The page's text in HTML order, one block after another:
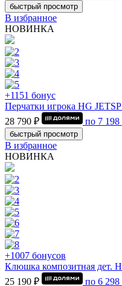
быстрый просмотр
В избранное
НОВИНКА
+1151 бонус
Перчатки игрока HG
28 790 ₽
по 7 198
быстрый просмотр
В избранное
НОВИНКА
+1007 бонусов
Клюшка композитная дет.
25 190 ₽
по 6 298